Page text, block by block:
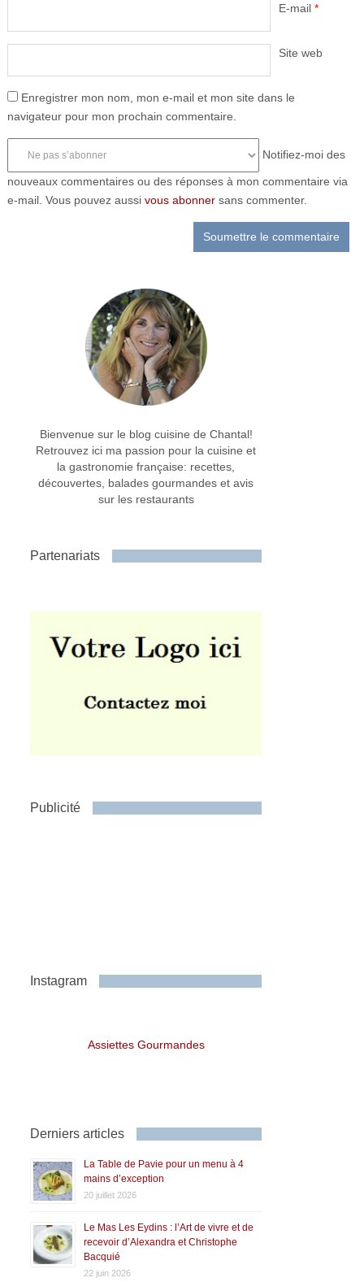
E-mail *
Site web
Enregistrer mon nom, mon e-mail et mon site dans le
navigateur pour mon prochain commentaire.
Notifiez-moi des
nouveaux commentaires ou des réponses à mon commentaire via
e-mail. Vous pouvez aussi vous abonnersans commenter.
Bienvenue sur le blog cuisine de Chantal!
Retrouvez ici ma passion pour la cuisine et
la gastronomie française: recettes,
découvertes, balades gourmandes et avis
sur les restaurants
Partenariats
Publicité
Instagram
Assiettes Gourmandes
Derniers articles
La Table de Pavie pour un menu à 4
mains d’exception
20 juillet 2026
Le Mas Les Eydins : l’Art de vivre et de
recevoir d’Alexandra et Christophe
Bacquié
22 juin 2026